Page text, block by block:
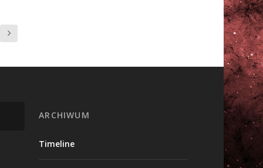
ARCHIWUM
Timeline